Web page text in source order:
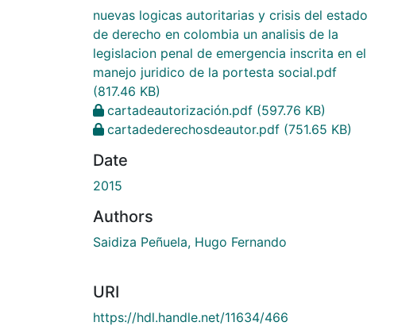
nuevas logicas autoritarias y crisis del estado
de derecho en colombia un analisis de la
legislacion penal de emergencia inscrita en el
manejo juridico de la portesta social.pdf
(817.46 KB)
cartadeautorización.pdf (597.76 KB)
cartadederechosdeautor.pdf (751.65 KB)
Date
2015
Authors
Saidiza Peñuela, Hugo Fernando
URI
https://hdl.handle.net/11634/466